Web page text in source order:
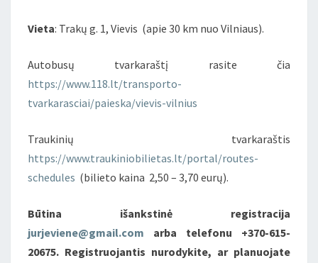
Vieta: Trakų g. 1, Vievis (apie 30 km nuo Vilniaus).
Autobusų tvarkaraštį rasite čia
https://www.118.lt/transporto-
tvarkarasciai/paieska/vievis-vilnius
Traukinių tvarkaraštis
https://www.traukiniobilietas.lt/portal/routes-
schedules (bilieto kaina 2,50 – 3,70 eurų).
Būtina išankstinė registracija
jurjeviene@gmail.com arba telefonu +370-615-
20675. Registruojantis nurodykite, ar planuojate